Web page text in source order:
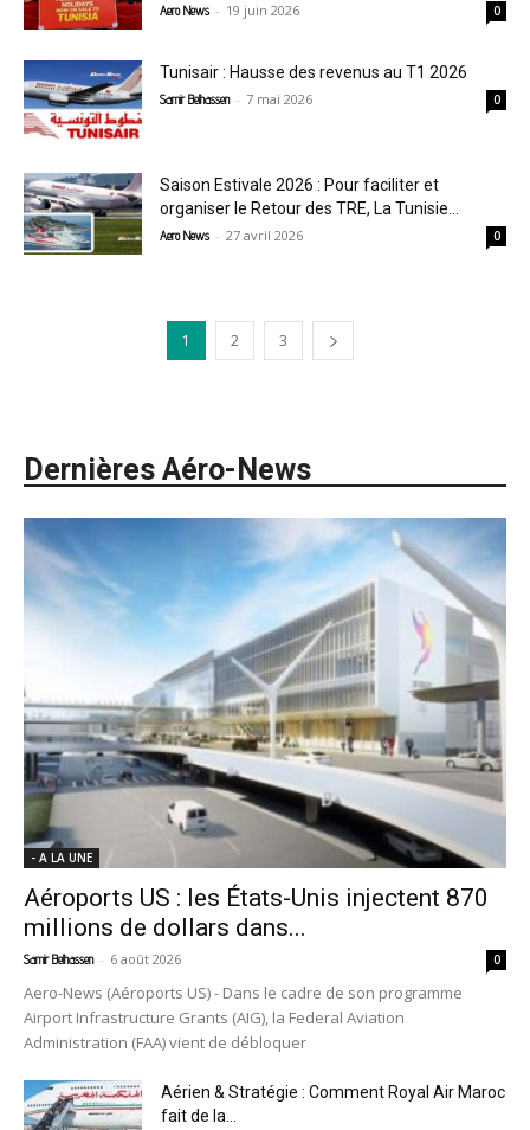
Aero News - 19 juin 2026 0
Tunisair : Hausse des revenus au T1 2026
Samir Belhassen - 7 mai 2026 0
Saison Estivale 2026 : Pour faciliter et
organiser le Retour des TRE, La Tunisie...
Aero News - 27 avril 2026 0
1 2 3
Dernières Aéro-News
- A LA UNE
Aéroports US : les États-Unis injectent 870
millions de dollars dans...
Samir Belhassen - 6 août 2026 0
Aero-News (Aéroports US) - Dans le cadre de son programme
Airport Infrastructure Grants (AIG), la Federal Aviation
Administration (FAA) vient de débloquer
Aérien & Stratégie : Comment Royal Air Maroc
fait de la...